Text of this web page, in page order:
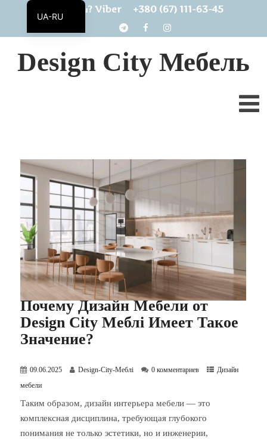
Есть вопросы? Viber +380 (67) 111-63-45
Design City Мебель
Почему Дизайн Мебели от
Design City Меблі Имеет Такое
Значение?
09.06.2025 Design-City-Меблі 0 комментариев
Дизайн
мебели
Таким образом, дизайн интерьера мебели — это
комплексная дисциплина, требующая глубокого
понимания не только эстетики, но и инженерии,
UA-RU
UA